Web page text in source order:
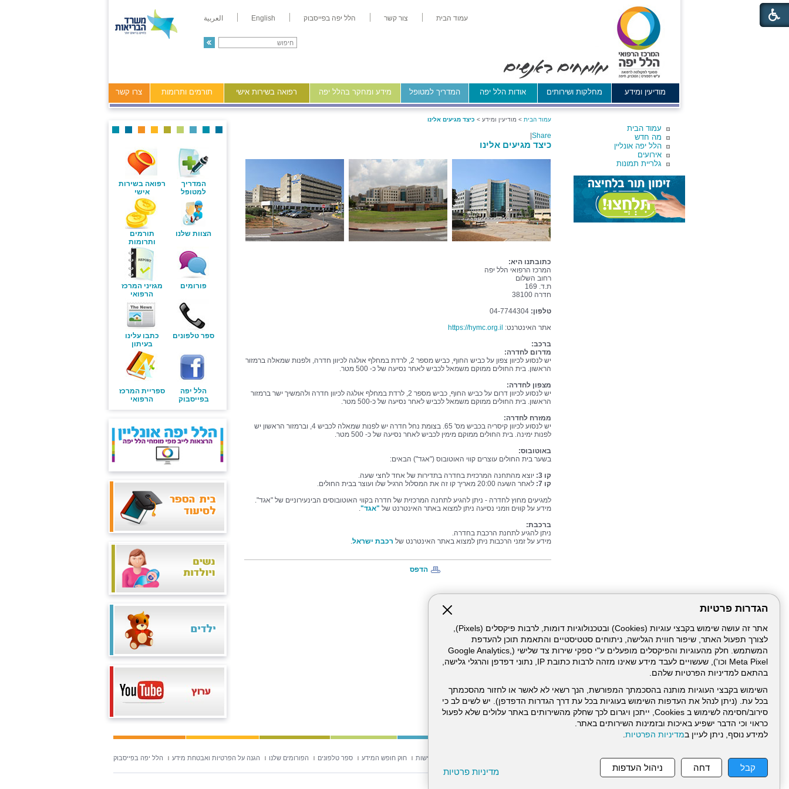
הגדרות פרטיות
אתר זה עושה שימוש בקבצי עוגיות (Cookies) ובטכנולוגיות דומות, לרבות פיקסלים (Pixels),
לצורך תפעול האתר, שיפור חווית הגלישה, ניתוחים סטטיסטיים והתאמת תוכן להעדפת
המשתמש. חלק מהעוגיות והפיקסלים מופעלים ע"י ספקי שירות צד שלישי (Google Analytics,
Meta Pixel וכו'), שעשויים לעבד מידע שאינו מזהה לרבות כתובת IP, נתוני דפדפן והרגלי גלישה,
בהתאם למדיניות הפרטיות שלהם.
השימוש בקבצי העוגיות מותנה בהסכמתך המפורשת, הנך רשאי לא לאשר או לחזור מהסכמתך
בכל עת. (ניתן לנהל את העדפות השימוש בעוגיות בכל עת דרך הגדרות הדפדפן). יש לשים לב כי
סירוב/חסימה לשימוש ב Cookies, ייתכן ויגרום לכך שחלק מהשירותים באתר עלולים שלא לפעול
כראוי וכי הדבר ישפיע באיכות ובזמינות השירותים באתר.
למידע נוסף, ניתן לעיין במדיניות הפרטיות.
קבל דחה ניהול העדפות מדיניות פרטיות
עמוד הבית צור קשר הלל יפה בפייסבוק English العربية
מודיעין ומידע מחלקות ושירותים אודות הלל יפה המדריך למטופל מידע ומחקר בהלל יפה רפואה בשירות אישי תורמים ותרומות צרו קשר
עמוד הבית
מה חדש
הלל יפה אונליין
אירועים
גלריית תמונות
עמוד הבית > מודיעין ומידע > כיצד מגיעים אלינו
Share
כיצד מגיעים אלינו
כתובתנו היא:
המרכז הרפואי הלל יפה
רחוב השלום
ת.ד. 169
חדרה 38100
טלפון:
אתר האינטרנט: https://hymc.org.il
ברכב:
מדרום לחדרה:
יש לנסוע לכיוון צפון על כביש החוף, כביש מספר 2, לרדת במחלף אולגה לכיוון חדרה, ולפנות שמאלה ברמזור
הראשון. בית החולים ממוקם משמאל לכביש לאחר נסיעה של כ- 500 מטר.
מצפון לחדרה:
יש לנסוע לכיוון דרום על כביש החוף, כביש מספר 2, לרדת במחלף אולגה לכיוון חדרה ולהמשיך ישר ברמזור
הראשון. בית החולים ממוקם משמאל לכביש לאחר נסיעה של כ-500 מטר.
ממזרח לחדרה:
יש לנסוע לכיוון קיסריה בכביש מס' 65. בצומת נחל חדרה יש לפנות שמאלה לכביש 4, וברמזור הראשון יש
לפנות ימינה. בית החולים ממוקם מימין לכביש לאחר נסיעה של כ- 500 מטר.
באוטובוס:
בשער בית החולים עוצרים קווי האוטובוס ("אגד") הבאים:
קו 3:
יוצא מהתחנה המרכזית בחדרה בתדירות של אחד לחצי שעה.
קו 7:
לאחר השעה 20:00 מאריך קו זה את המסלול הרגיל שלו ועוצר בבית החולים.
למגיעים מחוץ לחדרה - ניתן להגיע לתחנה המרכזית של חדרה בקווי האוטובוסים הבינעירוניים של "אגד".
מידע על קווים וזמני נסיעה ניתן למצוא באתר האינטרנט של "אגד".
ברכבת:
ניתן להגיע לתחנת הרכבת בחדרה.
מידע על זמני הרכבות ניתן למצוא באתר האינטרנט של רכבת ישראל.
הדפס
המדריך
למטופל
רפואה בשירות
אישי
הצוות שלנו
תורמים
ותרומות
פורומים
מגזיני המרכז
הרפואי
ספר טלפונים
כתבו עלינו
בעיתון
הלל יפה
בפייסבוק
ספריית המרכז
הרפואי
הצהרת נגישות חוק חופש המידע ספר טלפונים הפורומים שלנו הגנה על הפרטיות ואבטחת מידע הלל יפה בפייסבוק